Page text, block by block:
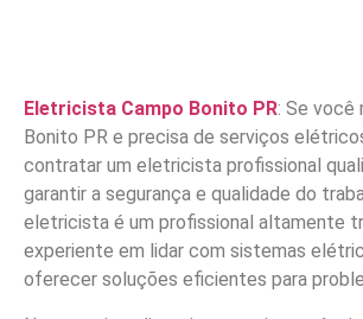
Eletricista Campo Bonito PR: Se você
Bonito PR e precisa de serviços
contratar um eletricista profissional
garantir a segurança e qualidade do
eletricista é um profissional altamente
experiente em lidar com sistemas
oferecer soluções eficientes para